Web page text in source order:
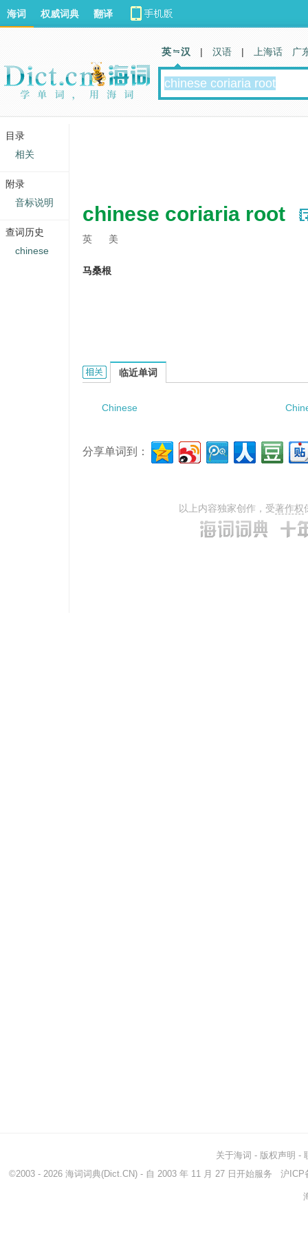
chinese coriaria root
英 美
马桑根
Chinese coriaria root的相关资料：
临近单词
Chinese
分享单词到：
以上内容独家创作，受著作权
海词 权威词典 翻译
英 汉 | 汉语 | 上海话 广
关于海词 - 版权声明 -
©2003 - 2026 海词词典(Dict.CN) - 自 2003 年 11 月 27 日开始服务 沪ICP
目录
相关
附录
音标说明
查词历史
chinese